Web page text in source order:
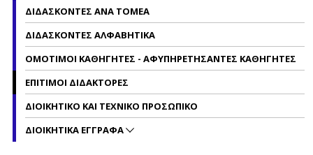
ΔΙΔΑΣΚΟΝΤΕΣ ΑΝΑ ΤΟΜΕΑ
ΔΙΔΑΣΚΟΝΤΕΣ ΑΛΦΑΒΗΤΙΚΑ
ΟΜΟΤΙΜΟΙ ΚΑΘΗΓΗΤΕΣ - ΑΦΥΠΗΡΕΤΗΣΑΝΤΕΣ ΚΑΘΗΓΗΤΕΣ
ΕΠΙΤΙΜΟΙ ΔΙΔΑΚΤΟΡΕΣ
ΔΙΟΙΚΗΤΙΚΟ ΚΑΙ ΤΕΧΝΙΚΟ ΠΡΟΣΩΠΙΚΟ
ΔΙΟΙΚΗΤΙΚΑ ΕΓΓΡΑΦΑ